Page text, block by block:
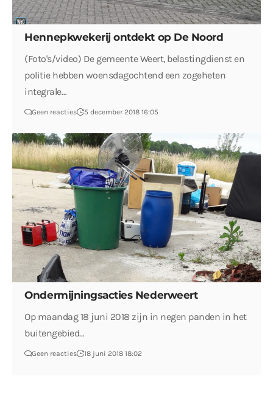
Hennepkwekerij ontdekt op De Noord
(Foto's/video) De gemeente Weert, belastingdienst en
politie hebben woensdagochtend een zogeheten
integrale…
Geen reacties 5 december 2018 16:05
Ondermijningsacties Nederweert
Op maandag 18 juni 2018 zijn in negen panden in het
buitengebied…
Geen reacties 18 juni 2018 18:02